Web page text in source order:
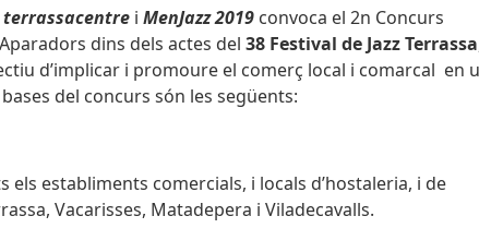
terrassacentre i MenJazz 2019 convoca el 2n Concurs
dins dels actes del 38 Festival de Jazz Terrassa
d’implicar i promoure el comerç local i comarcal en
del concurs són les següents:
els establiments comercials, i locals d’hostaleria, i de
Vacarisses, Matadepera i Viladecavalls.